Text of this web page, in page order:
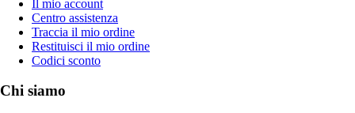
Il mio account
Centro assistenza
Traccia il mio ordine
Restituisci il mio ordine
Codici sconto
Chi siamo